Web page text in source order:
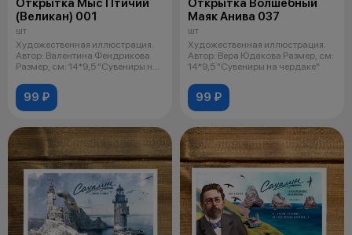
Открытка Мыс Птичий
(Великан) 001
шт
Художественная иллюстрация.
Автор: Валентина Фендрикова
Размер, см: 14*9,5 "Сувениры на
99 ₽
Открытка Волшебный
Маяк Анива 037
шт
Художественная иллюстрация.
Автор: Вера Юдакова Размер, см:
14*9,5 "Сувениры на чердаке"
99 ₽